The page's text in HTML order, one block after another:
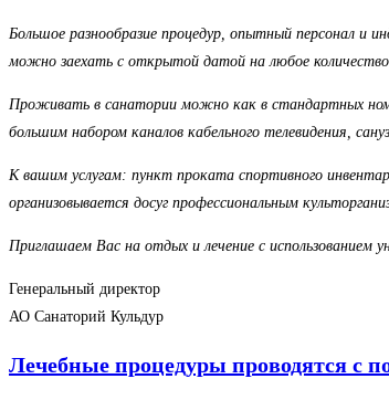
Большое разнообразие процедур, опытный персонал и
можно заехать с открытой датой на любое количество
Проживать в санатории можно как в стандартных
большим набором каналов кабельного телевидения,
К вашим услугам: пункт проката спортивного
организовывается досуг профессиональным
Приглашаем Вас на отдых и лечение с использованием
Генеральный директор
АО Санаторий
Лечебные процедуры проводятся с